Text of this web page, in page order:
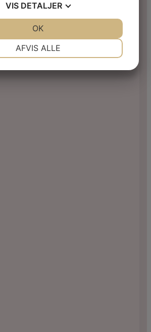
VIS DETALJER
AFVIS ALLE
OK